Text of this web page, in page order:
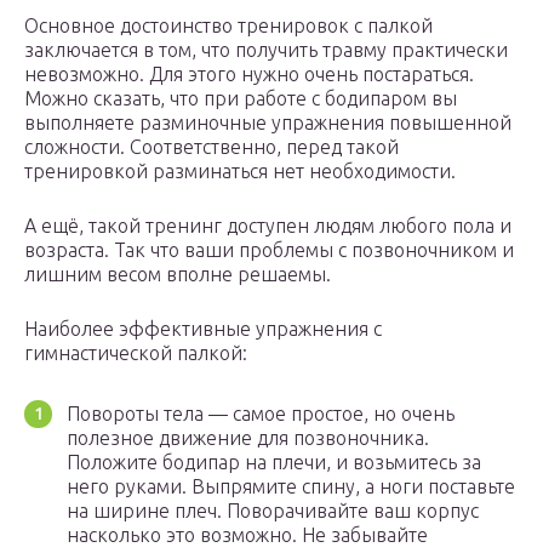
Основное достоинство тренировок с палкой
заключается в том, что получить травму практически
невозможно. Для этого нужно очень постараться.
Можно сказать, что при работе с бодипаром вы
выполняете разминочные упражнения повышенной
сложности. Соответственно, перед такой
тренировкой разминаться нет необходимости.
А ещё, такой тренинг доступен людям любого пола и
возраста. Так что ваши проблемы с позвоночником и
лишним весом вполне решаемы.
Наиболее эффективные упражнения с
гимнастической палкой:
Повороты тела — самое простое, но очень
полезное движение для позвоночника.
Положите бодипар на плечи, и возьмитесь за
него руками. Выпрямите спину, а ноги поставьте
на ширине плеч. Поворачивайте ваш корпус
насколько это возможно. Не забывайте